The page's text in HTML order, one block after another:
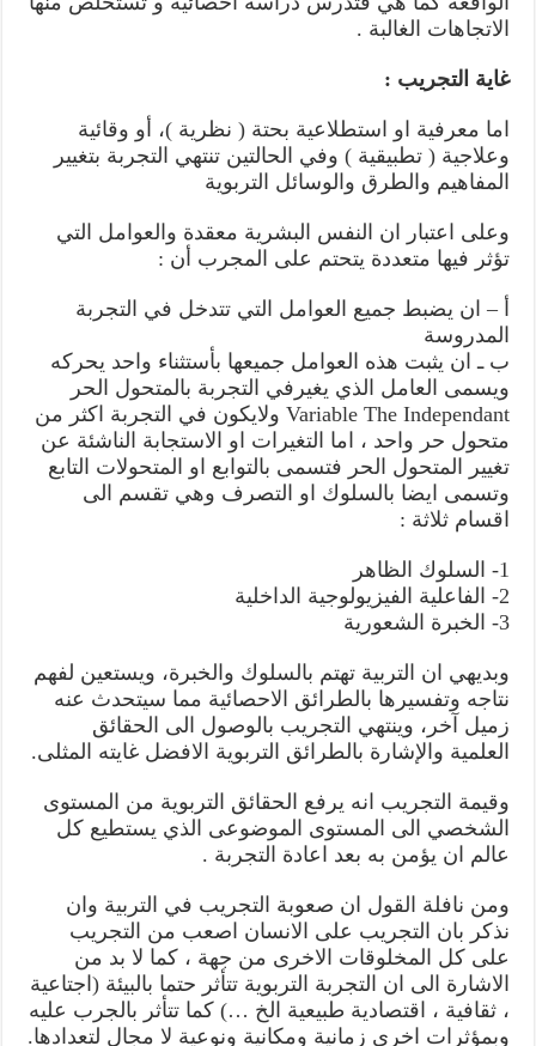
الاتجاهات الغالبة .
غاية التجريب :
اما معرفية او استطلاعية بحتة ( نظرية )، أو وقائية
وعلاجية ( تطبيقية ) وفي الحالتين تنتهي التجربة بتغيير
المفاهيم والطرق والوسائل التربوية
وعلى اعتبار ان النفس البشرية معقدة والعوامل التي
تؤثر فيها متعددة يتحتم على المجرب أن :
أ – ان يضبط جميع العوامل التي تتدخل في التجربة
المدروسة
ب ـ ان يثبت هذه العوامل جميعها بأستثناء واحد يحركه
ويسمى العامل الذي يغيرفي التجربة بالمتحول الحر
Variable The Independant ولايكون في التجربة اكثر من
متحول حر واحد ، اما التغيرات او الاستجابة الناشئة عن
تغيير المتحول الحر فتسمى بالتوابع او المتحولات التابع
وتسمى ايضا بالسلوك او التصرف وهي تقسم الى
اقسام ثلاثة :
1- السلوك الظاهر
2- الفاعلية الفيزيولوجية الداخلية
3- الخبرة الشعورية
وبديهي ان التربية تهتم بالسلوك والخبرة، ويستعين لفهم
نتاجه وتفسيرها بالطرائق الاحصائية مما سيتحدث عنه
زميل آخر، وينتهي التجريب بالوصول الى الحقائق
العلمية والإشارة بالطرائق التربوية الافضل غايته المثلى.
وقيمة التجريب انه يرفع الحقائق التربوية من المستوى
الشخصي الى المستوى الموضوعى الذي يستطيع كل
عالم ان يؤمن به بعد اعادة التجربة .
ومن نافلة القول ان صعوبة التجريب في التربية وان
نذكر بان التجريب على الانسان اصعب من التجريب
على كل المخلوقات الاخرى من جهة ، كما لا بد من
الاشارة الى ان التجربة التربوية تتأثر حتما بالبيئة (اجتاعية
، ثقافية ، اقتصادية طبيعية الخ …) كما تتأثر بالجرب عليه
وبمؤثرات اخرى زمانية ومكانية ونوعية لا مجال لتعدادها.